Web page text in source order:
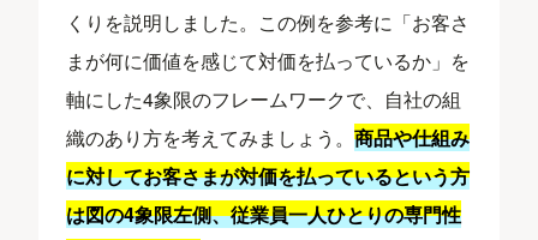
くりを説明しました。この例を参考に「お客さ
まが何に価値を感じて対価を払っているか」を
軸にした4象限のフレームワークで、自社の組
織のあり方を考えてみましょう。商品や仕組み
に対してお客さまが対価を払っているという方
は図の4象限左側、従業員一人ひとりの専門性